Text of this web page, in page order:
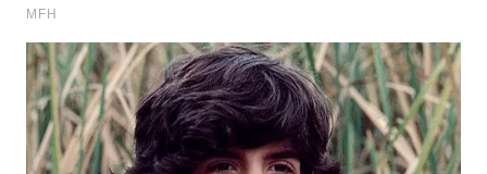
INDRAMAYU
WN
KUNINGAN
WN